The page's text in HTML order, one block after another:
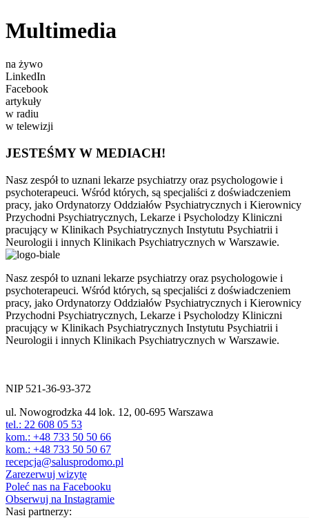
Multimedia
na żywo
LinkedIn
Facebook
artykuły
w radiu
w telewizji
JESTEŚMY W MEDIACH!
Nasz zespół to uznani lekarze psychiatrzy oraz psychologowie i
psychoterapeuci. Wśród których, są specjaliści z doświadczeniem
pracy, jako Ordynatorzy Oddziałów Psychiatrycznych i Kierownicy
Przychodni Psychiatrycznych, Lekarze i Psycholodzy Kliniczni
pracujący w Klinikach Psychiatrycznych Instytutu Psychiatrii i
Neurologii i innych Klinikach Psychiatrycznych w Warszawie.
Nasz zespół to uznani lekarze psychiatrzy oraz psychologowie i
psychoterapeuci. Wśród których, są specjaliści z doświadczeniem
pracy, jako Ordynatorzy Oddziałów Psychiatrycznych i Kierownicy
Przychodni Psychiatrycznych, Lekarze i Psycholodzy Kliniczni
pracujący w Klinikach Psychiatrycznych Instytutu Psychiatrii i
Neurologii i innych Klinikach Psychiatrycznych w Warszawie.
NIP 521-36-93-372
ul. Nowogrodzka 44 lok. 12, 00-695 Warszawa
tel.: 22 608 05 53
kom.: +48 733 50 50 66
kom.: +48 733 50 50 67
recepcja@salusprodomo.pl
Zarezerwuj wizytę
Poleć nas na Facebooku
Obserwuj na Instagramie
Nasi partnerzy: